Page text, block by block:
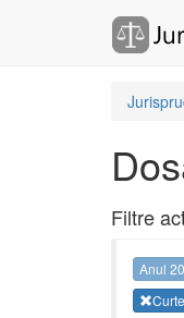
Filtre
Anul